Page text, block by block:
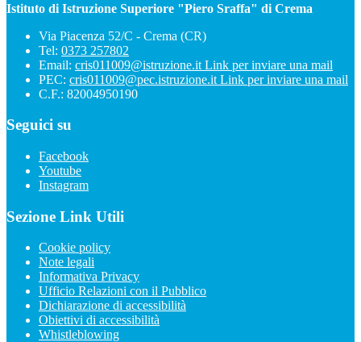
Istituto di Istruzione Superiore "Piero Sraffa" di Crema
Via Piacenza 52/C - Crema (CR)
Tel: 0373 257802
Email: cris011009@istruzione.it Link per inviare una mail
PEC: cris011009@pec.istruzione.it Link per inviare una mail
C.F.: 82004950190
Seguici su
Facebook
Youtube
Instagram
Sezione Link Utili
Cookie policy
Note legali
Informativa Privacy
Ufficio Relazioni con il Pubblico
Dichiarazione di accessibilità
Obiettivi di accessibilità
Whistleblowing